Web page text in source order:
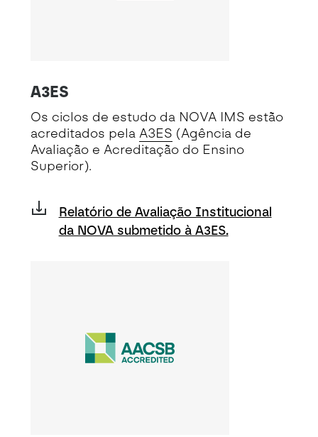
A3ES
Os ciclos de estudo da NOVA IMS estão
acreditados pela A3ES (Agência de
Avaliação e Acreditação do Ensino
Superior).
Relatório de Avaliação Institucional
da NOVA submetido à A3ES.